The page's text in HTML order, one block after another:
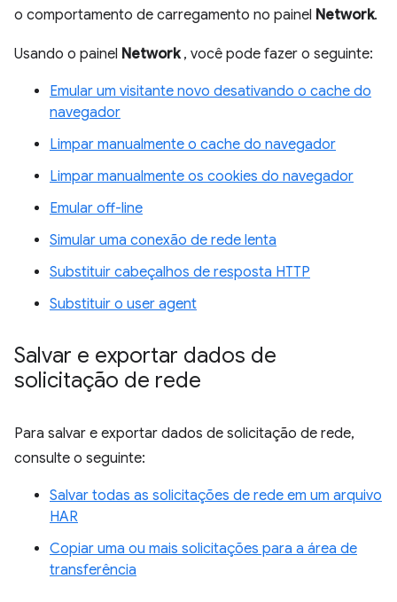
o comportamento de carregamento no painel Network.
Usando o painel Network, você pode fazer o seguinte:
Emular um visitante novo desativando o cache do
navegador
Limpar manualmente o cache do navegador
Limpar manualmente os cookies do navegador
Emular off-line
Simular uma conexão de rede lenta
Substituir cabeçalhos de resposta HTTP
Substituir o user agent
Salvar e exportar dados de
solicitação de rede
Para salvar e exportar dados de solicitação de rede,
consulte o seguinte:
Salvar todas as solicitações de rede em um arquivo
HAR
Copiar uma ou mais solicitações para a área de
transferência